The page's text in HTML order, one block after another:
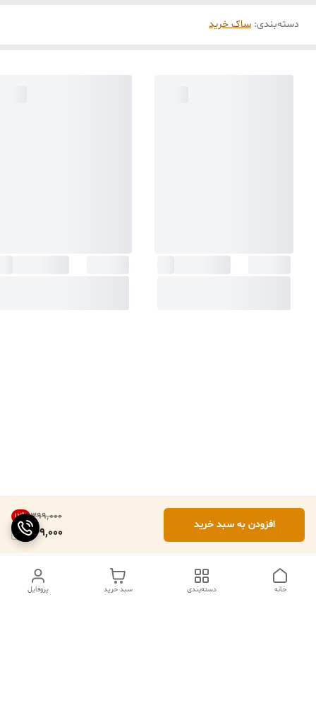
۳۹۹٬۰۰۰ 12%
349,000
افزودن به سبد خرید
دسته‌بندی: ساک خرید
پروفایل سبد خرید دسته‌بندی خانه